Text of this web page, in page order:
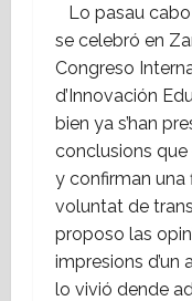
Lo pasau
se celebró en
Congreso
d’Innovación
bien ya s’han
conclusions
y confirman una
voluntat de
proposo las
impresions d’un
lo vivió dende